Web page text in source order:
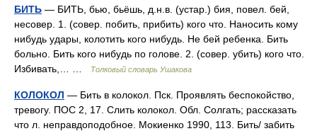
БИТЬ — БИТЬ, бью, бьёшь, д.н.в. (устар.) бия, повел. бей,
несовер. 1. (совер. побить, прибить) кого что. Наносить кому
нибудь удары, колотить кого нибудь. Не бей ребенка. Бить
больно. Бить кого нибудь по голове. 2. (совер. убить) кого что.
Избивать,… …
Толковый словарь Ушакова
КОЛОКОЛ — Бить в колокол. Пск. Проявлять беспокойство,
тревогу. ПОС 2, 17. Слить колокол. Обл. Солгать; рассказать
что л. неправдоподобное. Мокиенко 1990, 113. Бить/ забить